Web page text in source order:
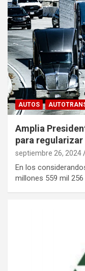
AUTOS
Amplia
para
septiembre 26, 2024
En los
millones 559 mil